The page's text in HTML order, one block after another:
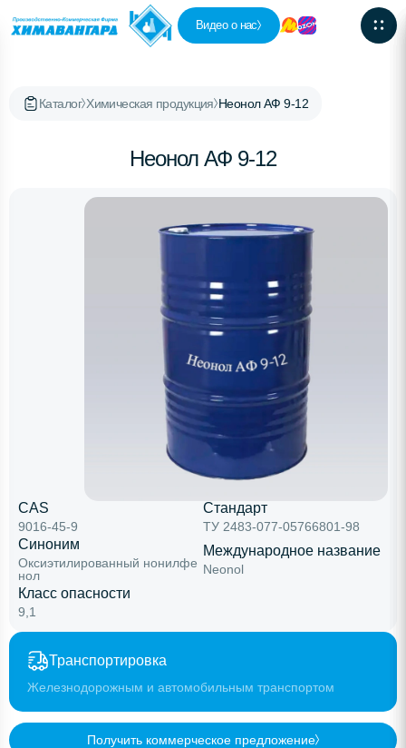
Видео о нас
Каталог Химическая продукция Неонол АФ 9-12
Неонол АФ 9-12
CAS
9016-45-9
Стандарт
ТУ 2483-077-05766801-98
Синоним
Оксиэтилированный нонилфе
нол
Международное название
Neonol
Класс опасности
9,1
Транспортировка
Железнодорожным и автомобильным транспортом
Получить коммерческое предложение